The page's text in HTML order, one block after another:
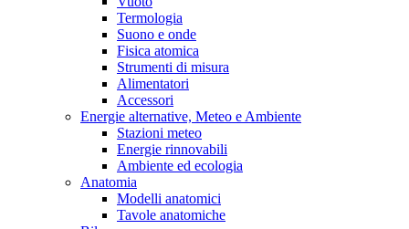
Termologia
Suono e onde
Fisica atomica
Strumenti di misura
Alimentatori
Accessori
Energie alternative, Meteo e Ambiente
Stazioni meteo
Energie rinnovabili
Ambiente ed ecologia
Anatomia
Modelli anatomici
Tavole anatomiche